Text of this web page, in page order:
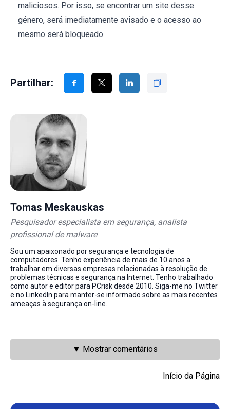
maliciosos. Por isso, se encontrar um site desse
género, será imediatamente avisado e o acesso ao
mesmo será bloqueado.
Partilhar:
Tomas Meskauskas
Pesquisador especialista em segurança, analista
profissional de malware
Sou um apaixonado por segurança e tecnologia de
computadores. Tenho experiência de mais de 10 anos a
trabalhar em diversas empresas relacionadas à resolução de
problemas técnicas e segurança na Internet. Tenho trabalhado
como autor e editor para PCrisk desde 2010. Siga-me no Twitter
e no LinkedIn para manter-se informado sobre as mais recentes
ameaças à segurança on-line.
▼ Mostrar comentários
Início da Página